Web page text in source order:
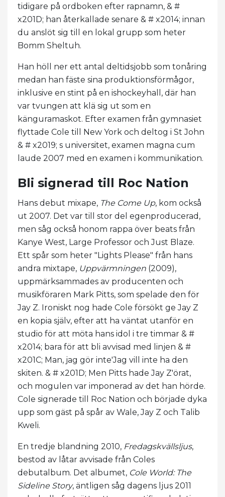
tidigare på ordboken efter rapnamn, & #
x201D; han återkallade senare & # x2014; innan
du anslöt sig till en lokal grupp som heter
Bomm Sheltuh.
Han höll ner ett antal deltidsjobb som tonåring
medan han fäste sina produktionsförmågor,
inklusive en stint på en ishockeyhall, där han
var tvungen att klä sig ut som en
känguramaskot. Efter examen från gymnasiet
flyttade Cole till New York och deltog i St John
& # x2019; s universitet, examen magna cum
laude 2007 med en examen i kommunikation.
Bli signerad till Roc Nation
Hans debut mixape, The Come Up, kom också
ut 2007. Det var till stor del egenproducerad,
men såg också honom rappa över beats från
Kanye West, Large Professor och Just Blaze.
Ett spår som heter "Lights Please" från hans
andra mixtape, Uppvärmningen (2009),
uppmärksammades av producenten och
musikföraren Mark Pitts, som spelade den för
Jay Z. Ironiskt nog hade Cole försökt ge Jay Z
en kopia själv, efter att ha väntat utanför en
studio för att möta hans idol i tre timmar & #
x2014; bara för att bli avvisad med linjen & #
x201C; Man, jag gör inte'Jag vill inte ha den
skiten. & # x201D; Men Pitts hade Jay Z'örat,
och mogulen var imponerad av det han hörde.
Cole signerade till Roc Nation och började dyka
upp som gäst på spår av Wale, Jay Z och Talib
Kweli.
En tredje blandning 2010, Fredagskvällsljus,
bestod av låtar avvisade från Coles
debutalbum. Det albumet, Cole World: The
Sideline Story, äntligen såg dagens ljus 2011